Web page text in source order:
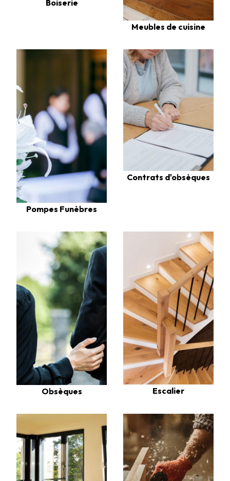
Boiserie
Meubles de cuisine
Pompes Funèbres
Contrats d'obsèques
Obsèques Escalier